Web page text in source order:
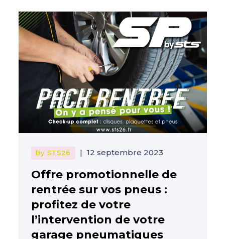
By STS26 | 12 septembre 2023
Offre promotionnelle de
rentrée sur vos pneus :
profitez de votre
l’intervention de votre
garage pneumatiques